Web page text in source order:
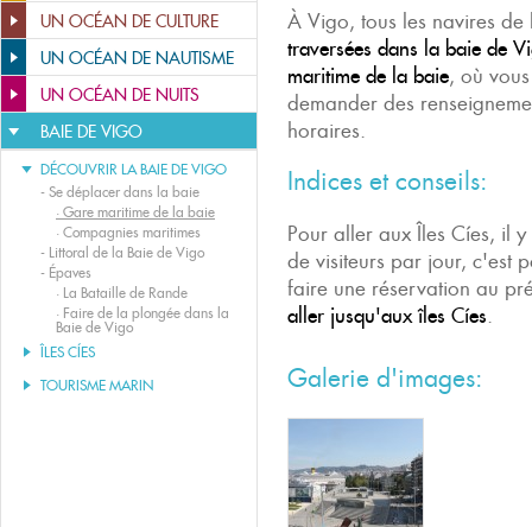
UN OCÉAN DE CULTURE
UN OCÉAN DE NAUTISME
UN OCÉAN DE NUITS
BAIE DE VIGO
DÉCOUVRIR LA BAIE DE VIGO
- Se déplacer dans la baie
· Gare maritime de la baie
· Compagnies maritimes
- Littoral de la Baie de Vigo
- Épaves
· La Bataille de Rande
· Faire de la plongée dans la
Baie de Vigo
ÎLES CÍES
TOURISME MARIN
À Vigo, tous les navires
traversées dans la baie de
maritime de la baie, où
demander des
horaires.
Indices et conseils:
Pour aller aux Îles Cíes, il
de visiteurs par jour, c'est
faire une réservation au
aller jusqu'aux îles Cíes.
Galerie d'images: